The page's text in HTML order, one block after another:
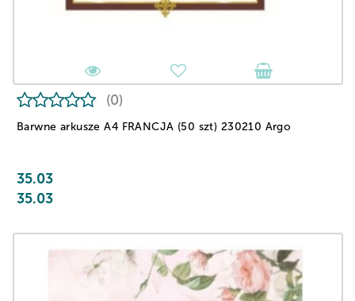
Barwne arkusze A4 FRANCJA (50 szt) 230210 Argo
(0)
35.03
35.03